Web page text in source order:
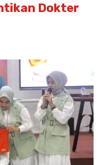
Dokter